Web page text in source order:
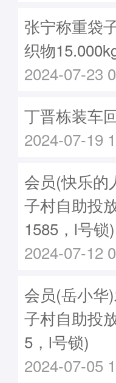
张宁称重袋
织物
2024-07-23
丁晋栋装车
2024-07-19
会员(快乐的
子村自助投
1585，l号锁)
2024-07-12
会员(岳小华
子村自助投
5，l号锁)
2024-07-05